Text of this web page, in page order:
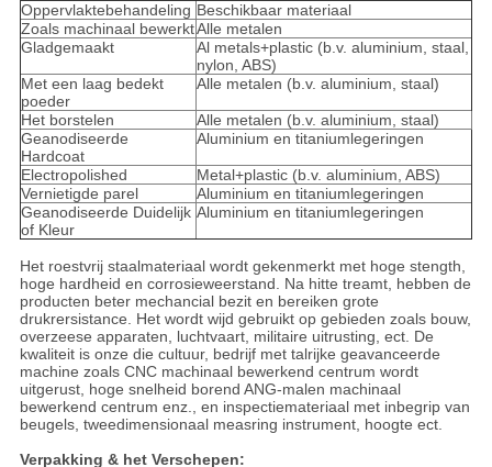
Oppervlaktebehandeling Beschikbaar materiaal
Zoals machinaal bewerktAlle metalen
Gladgemaakt
Al metals+plastic (b.v. aluminium, staal,
nylon, ABS)
Met een laag bedekt
poeder
Alle metalen (b.v. aluminium, staal)
Het borstelen
Alle metalen (b.v. aluminium, staal)
Geanodiseerde
Hardcoat
Aluminium en titaniumlegeringen
Electropolished
Metal+plastic (b.v. aluminium, ABS)
Vernietigde parel
Aluminium en titaniumlegeringen
Geanodiseerde Duidelijk
of Kleur
Aluminium en titaniumlegeringen
Het roestvrij staalmateriaal wordt gekenmerkt met hoge stength,
hoge hardheid en corrosieweerstand. Na hitte treamt, hebben de
producten beter mechancial bezit en bereiken grote
drukrersistance. Het wordt wijd gebruikt op gebieden zoals bouw,
overzeese apparaten, luchtvaart, militaire uitrusting, ect. De
kwaliteit is onze die cultuur, bedrijf met talrijke geavanceerde
machine zoals CNC machinaal bewerkend centrum wordt
uitgerust, hoge snelheid borend ANG-malen machinaal
bewerkend centrum enz., en inspectiemateriaal met inbegrip van
beugels, tweedimensionaal measring instrument, hoogte ect.
Verpakking & het Verschepen: